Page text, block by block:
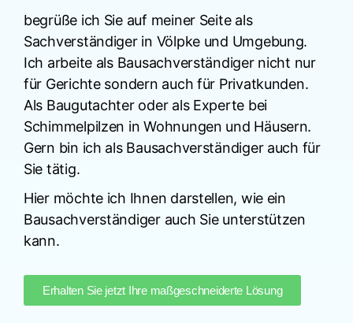
begrüße ich Sie auf meiner Seite als
Sachverständiger in Völpke und Umgebung.
Ich arbeite als Bausachverständiger nicht nur
für Gerichte sondern auch für Privatkunden.
Als Baugutachter oder als Experte bei
Schimmelpilzen in Wohnungen und Häusern.
Gern bin ich als Bausachverständiger auch für
Sie tätig.
Hier möchte ich Ihnen darstellen, wie ein
Bausachverständiger auch Sie unterstützen
kann.
Erhalten Sie jetzt Ihre maßgeschneiderte Lösung